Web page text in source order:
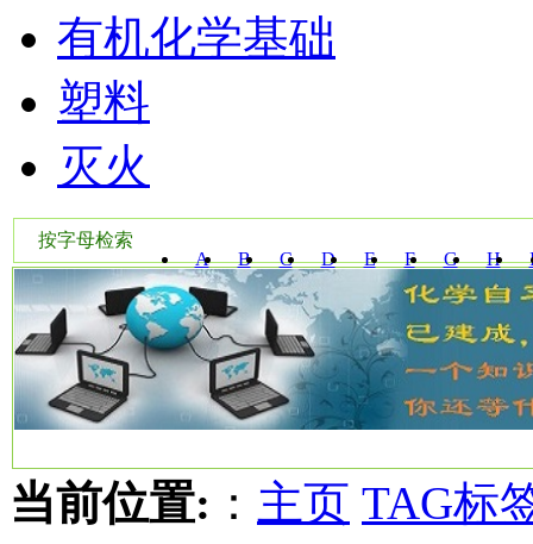
有机化学基础
塑料
灭火
按字母检索
A
B C D E F G H
W Y
当前位置: ： 主页 TAG标